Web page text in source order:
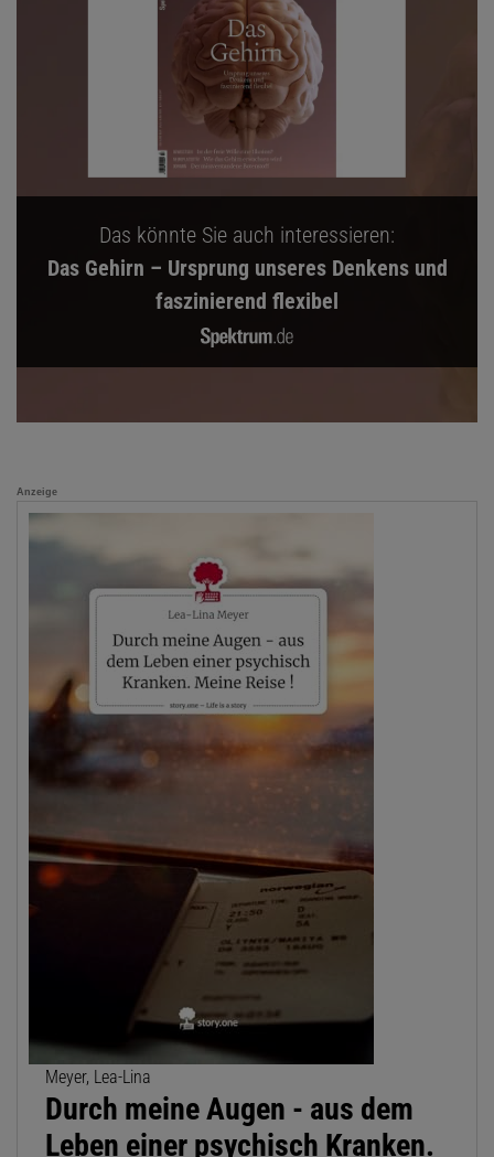
Das könnte Sie auch interessieren:
Das Gehirn – Ursprung unseres Denkens und
faszinierend flexibel
Anzeige
Meyer, Lea-Lina
Durch meine Augen - aus dem
Leben einer psychisch Kranken.